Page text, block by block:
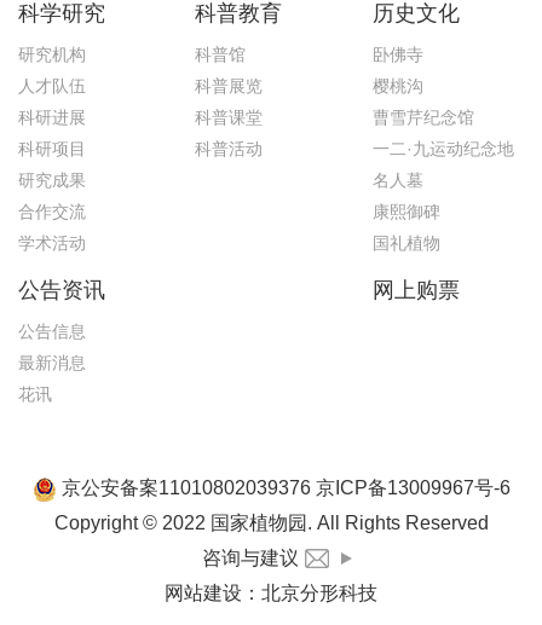
科学研究
研究机构
人才队伍
科研进展
科研项目
研究成果
合作交流
学术活动
科普教育
科普馆
科普展览
科普课堂
科普活动
历史文化
卧佛寺
樱桃沟
曹雪芹纪念馆
一二·九运动纪念地
名人墓
康熙御碑
国礼植物
公告资讯
公告信息
最新消息
花讯
网上购票
京公安备案11010802039376 京ICP备13009967号-6
Copyright © 2022 国家植物园. All Rights Reserved
咨询与建议
网站建设 ： 北京分形科技